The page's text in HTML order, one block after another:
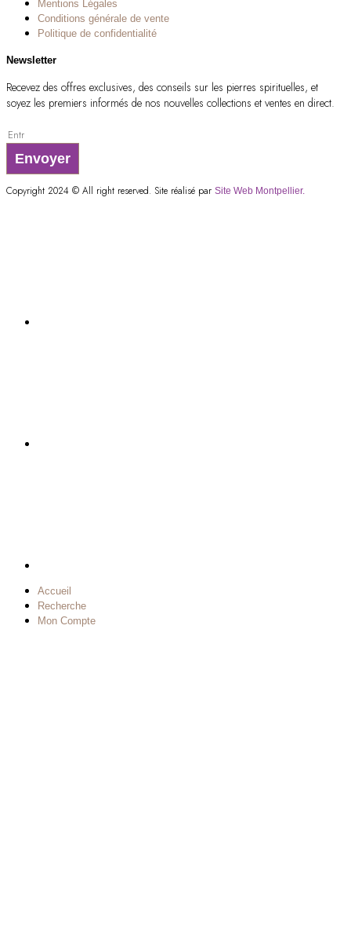
Mentions Légales
Conditions générale de vente
Politique de confidentialité
Newsletter
Recevez des offres exclusives, des conseils sur les pierres spirituelles, et
soyez les premiers informés de nos nouvelles collections et ventes en direct.
Envoyer
Copyright 2024 © All right reserved. Site réalisé par Site Web Montpellier.
Accueil
Recherche
Mon Compte